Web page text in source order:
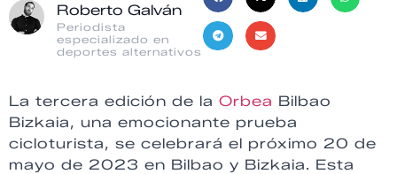
Roberto Galván
Periodista
especializado en
deportes alternativos
La tercera edición de la Orbea Bilbao
Bizkaia, una emocionante prueba
cicloturista, se celebrará el próximo 20 de
mayo de 2023 en Bilbao y Bizkaia. Esta